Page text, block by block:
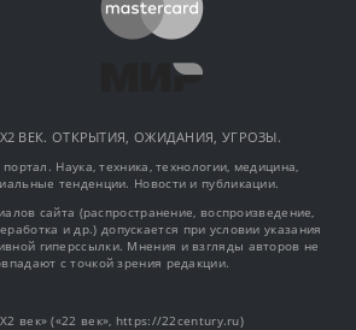
ВЕК. ОТКРЫТИЯ, ОЖИДАНИЯ, УГРОЗЫ.
Наука, техника, технологии, медицина,
тенденции. Новости и публикации.
сайта (распространение, воспроизведение,
и др.) допускается при условии указания
гиперссылки. Мнения и взгляды авторов не
с точкой зрения редакции.
век» («22 век», https://22century.ru)